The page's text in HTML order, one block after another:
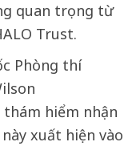
quan trọng từ
Trust.
Phòng thí
hiểm nhận
xuất hiện vào